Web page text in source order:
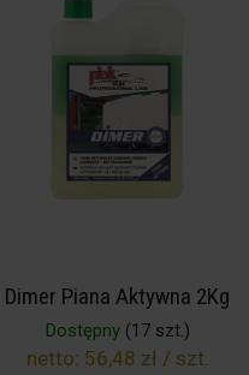
Dimer Piana Aktywna 2Kg
Dostępny(17 szt.)
netto: 56,48 zł / szt.